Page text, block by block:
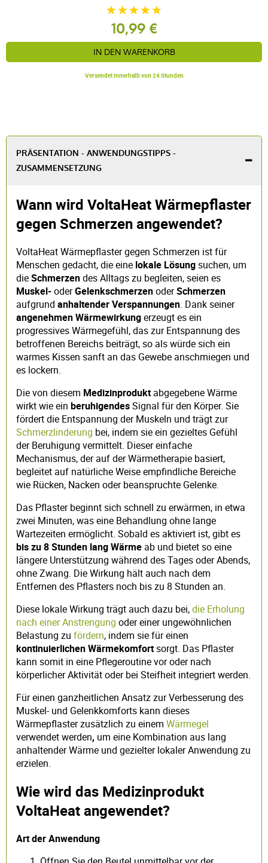
10,99 €
IN DEN WARENKORB
Versendet innerhalb von 24 Stunden
PRÄSENTATION - ANWENDUNGSTIPPS -
ZUSAMMENSETZUNG
Wann wird VoltaHeat Wärmepflaster
gegen Schmerzen angewendet?
VoltaHeat Wärmepflaster gegen Schmerzen ist für
Menschen gedacht, die eine lokale Lösungsuchen, um
dieSchmerzendes Alltags zu begleiten, seien es
Muskel-oderGelenkschmerzenoderSchmerzen
aufgrund anhaltender Verspannungen. Dank seiner
angenehmen Wärmewirkungerzeugt es ein
progressives Wärmegefühl, das zur Entspannung des
betroffenen Bereichs beiträgt, so als würde sich ein
warmes Kissen sanft an das Gewebe anschmiegen und
es lockern.
Die von diesem Medizinproduktabgegebene Wärme
wirkt wie ein beruhigendesSignal für den Körper. Sie
fördert die Entspannung der Muskeln und trägt zur
Schmerzlinderung bei, indem sie ein gezieltes Gefühl
der Beruhigung vermittelt. Dieser einfache
Mechanismus, der auf der Wärmetherapie basiert,
begleitet auf natürliche Weise empfindliche Bereiche
wie Rücken, Nacken oder beanspruchte Gelenke.
Das Pflaster beginnt sich schnell zu erwärmen, in etwa
zwei Minuten, was eine Behandlung ohne lange
Wartezeiten ermöglicht. Sobald es aktiviert ist, gibt es
bis zu 8 Stunden lang Wärme ab und bietet so eine
längere Unterstützung während des Tages oder Abends,
ohne Zwang. Die Wirkung hält auch nach dem
Entfernen des Pflasters noch bis zu 8 Stunden an.
Diese lokale Wirkung trägt auch dazu bei,die Erholung
nach einer Anstrengung oder einer ungewöhnlichen
Belastung zu fördern, indem sie für einen
kontinuierlichen Wärmekomfortsorgt. Das Pflaster
kann somit in eine Pflegeroutine vor oder nach
körperlicher Aktivität oder bei Steifheit integriert werden.
Für einen ganzheitlichen Ansatz zur Verbesserung des
Muskel- und Gelenkkomforts kann dieses
Wärmepflaster zusätzlich zu einem Wärmegel
verwendet werden, um eine Kombination aus lang
anhaltender Wärme und gezielter lokaler Anwendung zu
erzielen.
Wie wird das Medizinprodukt
VoltaHeat angewendet?
Art der Anwendung